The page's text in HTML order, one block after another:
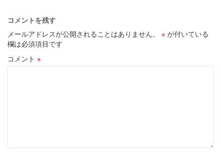
コメントを残す
メールアドレスが公開されることはありません。
※ が付いている
欄は必須項目です
コメント ※